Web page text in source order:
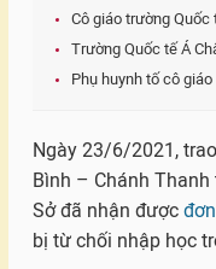
Cô giáo trường
Trường Quốc tế Á
Phụ huynh tố cô
Ngày 23/6/2021,
Bình – Chánh
Sở đã nhận được
bị từ chối nhập học